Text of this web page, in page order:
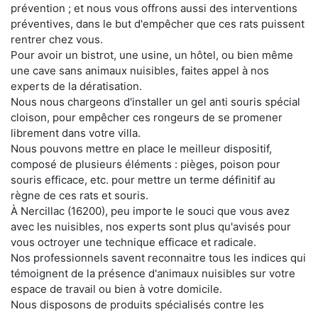
prévention ; et nous vous offrons aussi des interventions
préventives, dans le but d'empêcher que ces rats puissent
rentrer chez vous.
Pour avoir un bistrot, une usine, un hôtel, ou bien même
une cave sans animaux nuisibles, faites appel à nos
experts de la dératisation.
Nous nous chargeons d'installer un gel anti souris spécial
cloison, pour empêcher ces rongeurs de se promener
librement dans votre villa.
Nous pouvons mettre en place le meilleur dispositif,
composé de plusieurs éléments : pièges, poison pour
souris efficace, etc. pour mettre un terme définitif au
règne de ces rats et souris.
À Nercillac (16200), peu importe le souci que vous avez
avec les nuisibles, nos experts sont plus qu'avisés pour
vous octroyer une technique efficace et radicale.
Nos professionnels savent reconnaitre tous les indices qui
témoignent de la présence d'animaux nuisibles sur votre
espace de travail ou bien à votre domicile.
Nous disposons de produits spécialisés contre les